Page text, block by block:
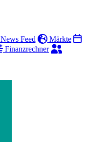
News Feed
Märkte
Finanzrechner